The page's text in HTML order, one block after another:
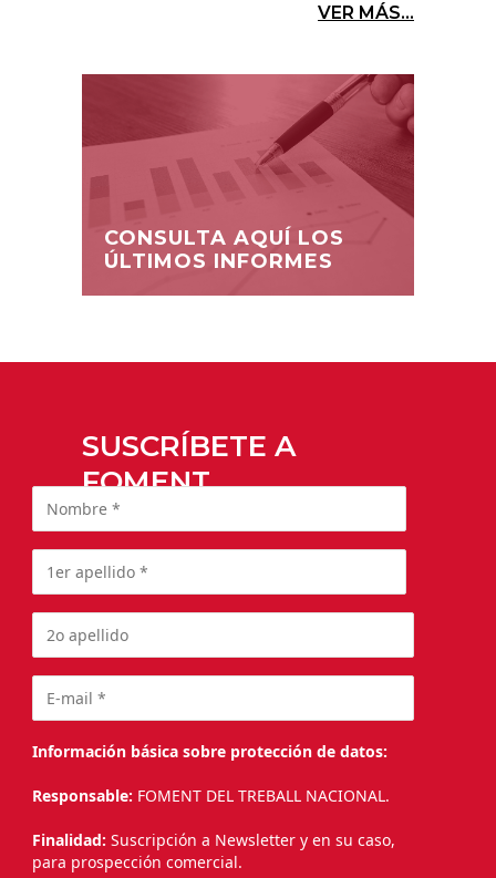
VER MÁS...
CONSULTA AQUÍ LOS
ÚLTIMOS INFORMES
SUSCRÍBETE A
FOMENT
Información básica sobre protección de datos:
Responsable: FOMENT DEL TREBALL NACIONAL.
Finalidad: Suscripción a Newsletter y en su caso,
para prospección comercial.